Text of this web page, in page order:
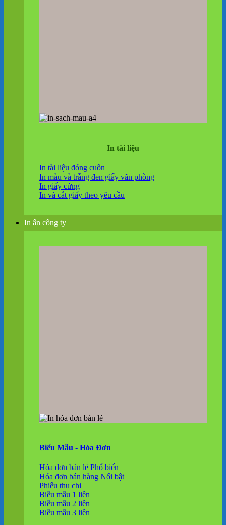
In tài liệu
In tài liệu đóng cuốn
In màu và trắng đen giấy văn phòng
In giấy cứng
In và cắt giấy theo yêu cầu
In ấn công ty
Biểu Mẫu - Hóa Đơn
Hóa đơn bán lẻ
Hóa đơn bán hàng
Phiếu thu chi
Biễu mẫu 1 liên
Biễu mẫu 2 liên
Biễu mẫu 3 liên